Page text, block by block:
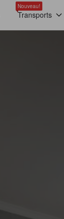
Nouveau!
Transports